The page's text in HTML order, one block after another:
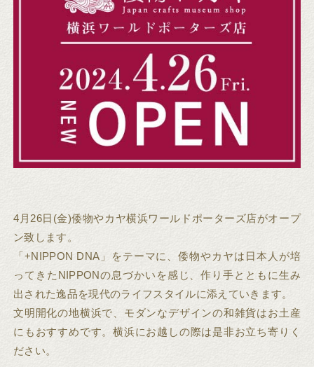
4月26日(金)倭物やカヤ横浜ワールドポーターズ店がオープ
ン致します。
「+NIPPON DNA」をテーマに、倭物やカヤは日本人が培
ってきたNIPPONの息づかいを感じ、作り手とともに生み
出された逸品を現代のライフスタイルに添えていきます。
文明開化の地横浜で、モダンなデザインの和雑貨はお土産
にもおすすめです。横浜にお越しの際は是非お立ち寄りく
ださい。